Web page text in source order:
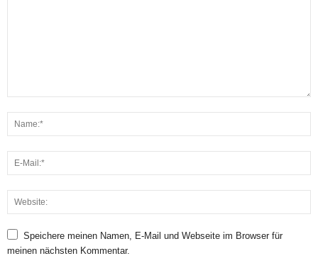
Speichere meinen Namen, E-Mail und Webseite im Browser für
meinen nächsten Kommentar.